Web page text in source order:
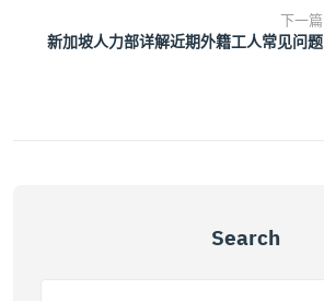
下一篇
新加坡人力部详解近期外籍工人常见问题
Search